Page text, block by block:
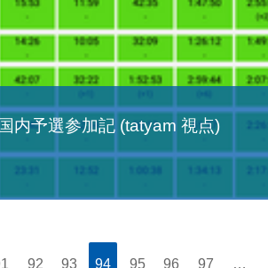
内予選参加記 (tatyam 視点)
92 93 94 95 96 97 …